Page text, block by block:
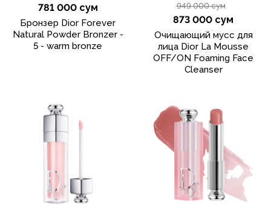
781 000 сум
Бронзер Dior Forever
Natural Powder Bronzer -
5 - warm bronze
949 000 сум
873 000 сум
Очищающий мусс для
лица Dior La Mousse
OFF/ON Foaming Face
Cleanser